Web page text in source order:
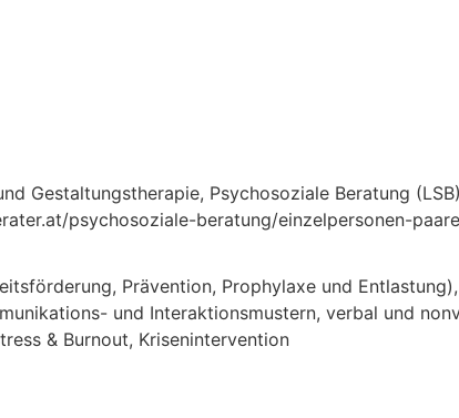
Gestaltungstherapie, Psychosoziale Beratung (LSB)
psychosoziale-beratung/einzelpersonen-
Prävention, Prophylaxe und
und Interaktionsmustern, verbal und
& Burnout, Krisenintervention